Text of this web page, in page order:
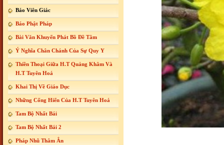
Báo Viên Giác
Báo Phật Pháp
Bài Văn Khuyến Phát Bồ Đề Tâm
Ý Nghĩa Chân Chánh Của Sự Quy Y
Thiền Thoại Giữa H.T Quảng Khâm Và
H.T Tuyên Hoá
Khai Thị Về Giáo Dục
Những Cống Hiến Của H.T Tuyên Hoá
Tam Bộ Nhất Bái
Tam Bộ Nhất Bái 2
Pháp Nhũ Thâm Ân